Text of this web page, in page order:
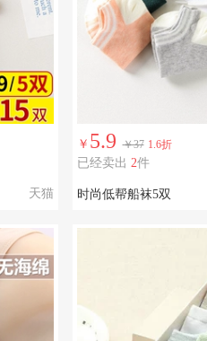
天猫
￥ 5.9 ￥37 1.6折
已经卖出 2件
时尚低帮船袜5双